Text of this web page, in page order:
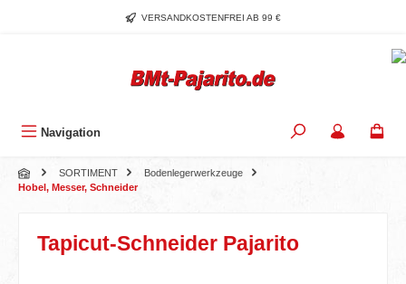
Zum Hauptinhalt springenVERSANDKOSTENFREI AB 99 €
Navigation
SORTIMENT
Bodenlegerwerkzeuge
Hobel, Messer, Schneider
Tapicut-Schneider Pajarito